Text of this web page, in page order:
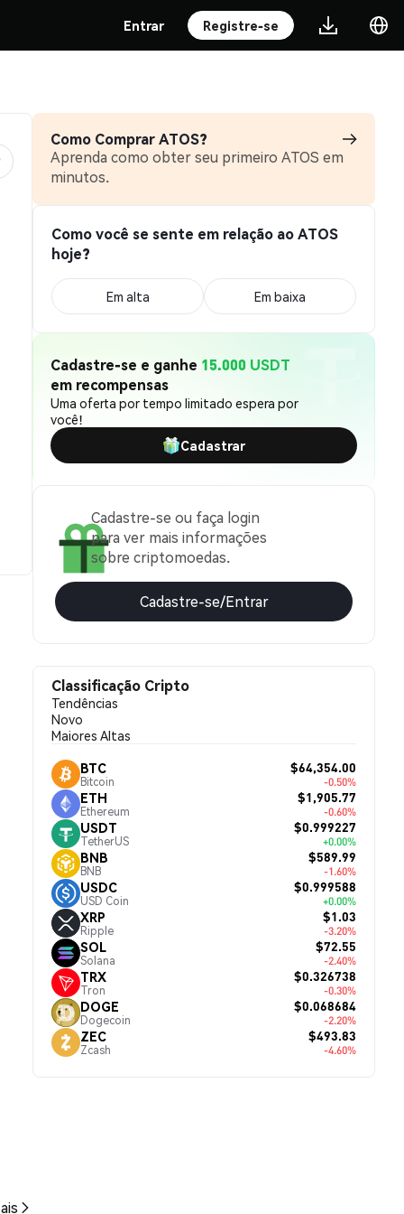
Entrar Registre-se
Como Comprar ATOS?
Aprenda como obter seu primeiro ATOS em
minutos.
Como você se sente em relação ao ATOS
hoje?
Em alta Em baixa
Cadastre-se e ganhe 15.000 USDT
em recompensas
Uma oferta por tempo limitado espera por
você!
Cadastrar
Cadastre-se ou faça login
para ver mais informações
sobre criptomoedas.
Cadastre-se/Entrar
Classificação Cripto
Tendências
Novo
Maiores Altas
BTC
Bitcoin
$64,354.00
-0.50%
ETH
Ethereum
$1,905.77
-0.60%
USDT
TetherUS
$0.999227
+0.00%
BNB
BNB
$589.99
-1.60%
USDC
USD Coin
$0.999588
+0.00%
XRP
Ripple
$1.03
-3.20%
SOL
Solana
$72.55
-2.40%
TRX
Tron
$0.326738
-0.30%
DOGE
Dogecoin
$0.068684
-2.20%
ZEC
Zcash
$493.83
-4.60%